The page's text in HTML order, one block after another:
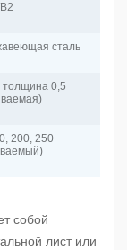
сталь
0,5
200, 250
собой
лист или